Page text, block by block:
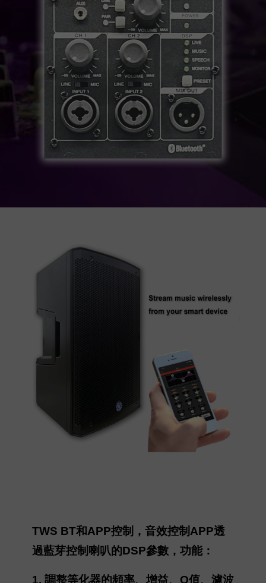
TWS BT和APP控制，音效控制APP透
過藍芽控制喇叭的DSP參數，功能：
1. 調整等化器的頻率、增益、Q值、濾波